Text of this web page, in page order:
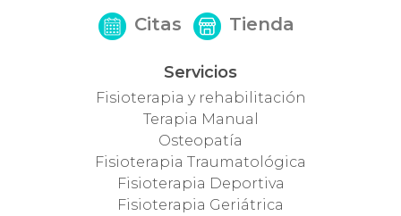
Citas Tienda
Servicios
Fisioterapia y rehabilitación
Terapia Manual
Osteopatía
Fisioterapia Traumatológica
Fisioterapia Deportiva
Fisioterapia Geriátrica